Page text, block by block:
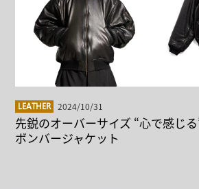
LEATHER 2024/10/31
先鋭のオーバーサイズ “心で感じる
ボンバージャケット